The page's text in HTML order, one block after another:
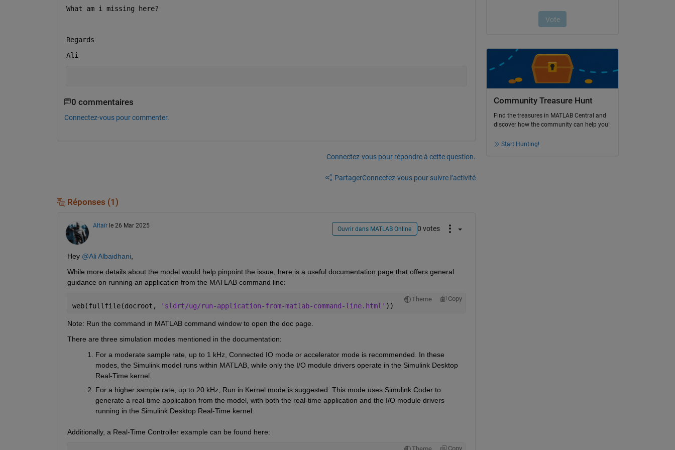
What am i missing here?
Regards
Ali
0 commentaires
Connectez-vous pour commenter.
Connectez-vous pour répondre à cette question.
PartagerConnectez-vous pour suivre l’activité
Réponses (1)
Altaïr le 26 Mar 2025 Ouvrir dans MATLAB Online 0 votes
Hey @Ali Albaidhani,
While more details about the model would help pinpoint the issue, here is a useful documentation page that offers general
guidance on running an application from the MATLAB command line:
Theme Copy
web(fullfile(docroot, 'sldrt/ug/run-application-from-matlab-command-line.html' ))
Note: Run the command in MATLAB command window to open the doc page.
There are three simulation modes mentioned in the documentation:
For a moderate sample rate, up to 1 kHz, Connected IO mode or accelerator mode is recommended. In these
modes, the Simulink model runs within MATLAB, while only the I/O module drivers operate in the Simulink Desktop
Real-Time kernel.
For a higher sample rate, up to 20 kHz, Run in Kernel mode is suggested. This mode uses Simulink Coder to
generate a real-time application from the model, with both the real-time application and the I/O module drivers
running in the Simulink Desktop Real-Time kernel.
Additionally, a Real-Time Controller example can be found here:
Copy
Community Treasure Hunt
Find the treasures in MATLAB Central and
discover how the community can help you!
Start Hunting!